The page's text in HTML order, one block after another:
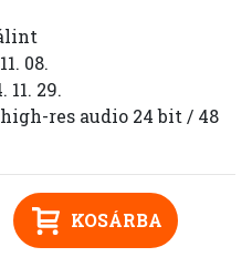
08.
29.
res audio 24 bit / 48
KOSÁRBA